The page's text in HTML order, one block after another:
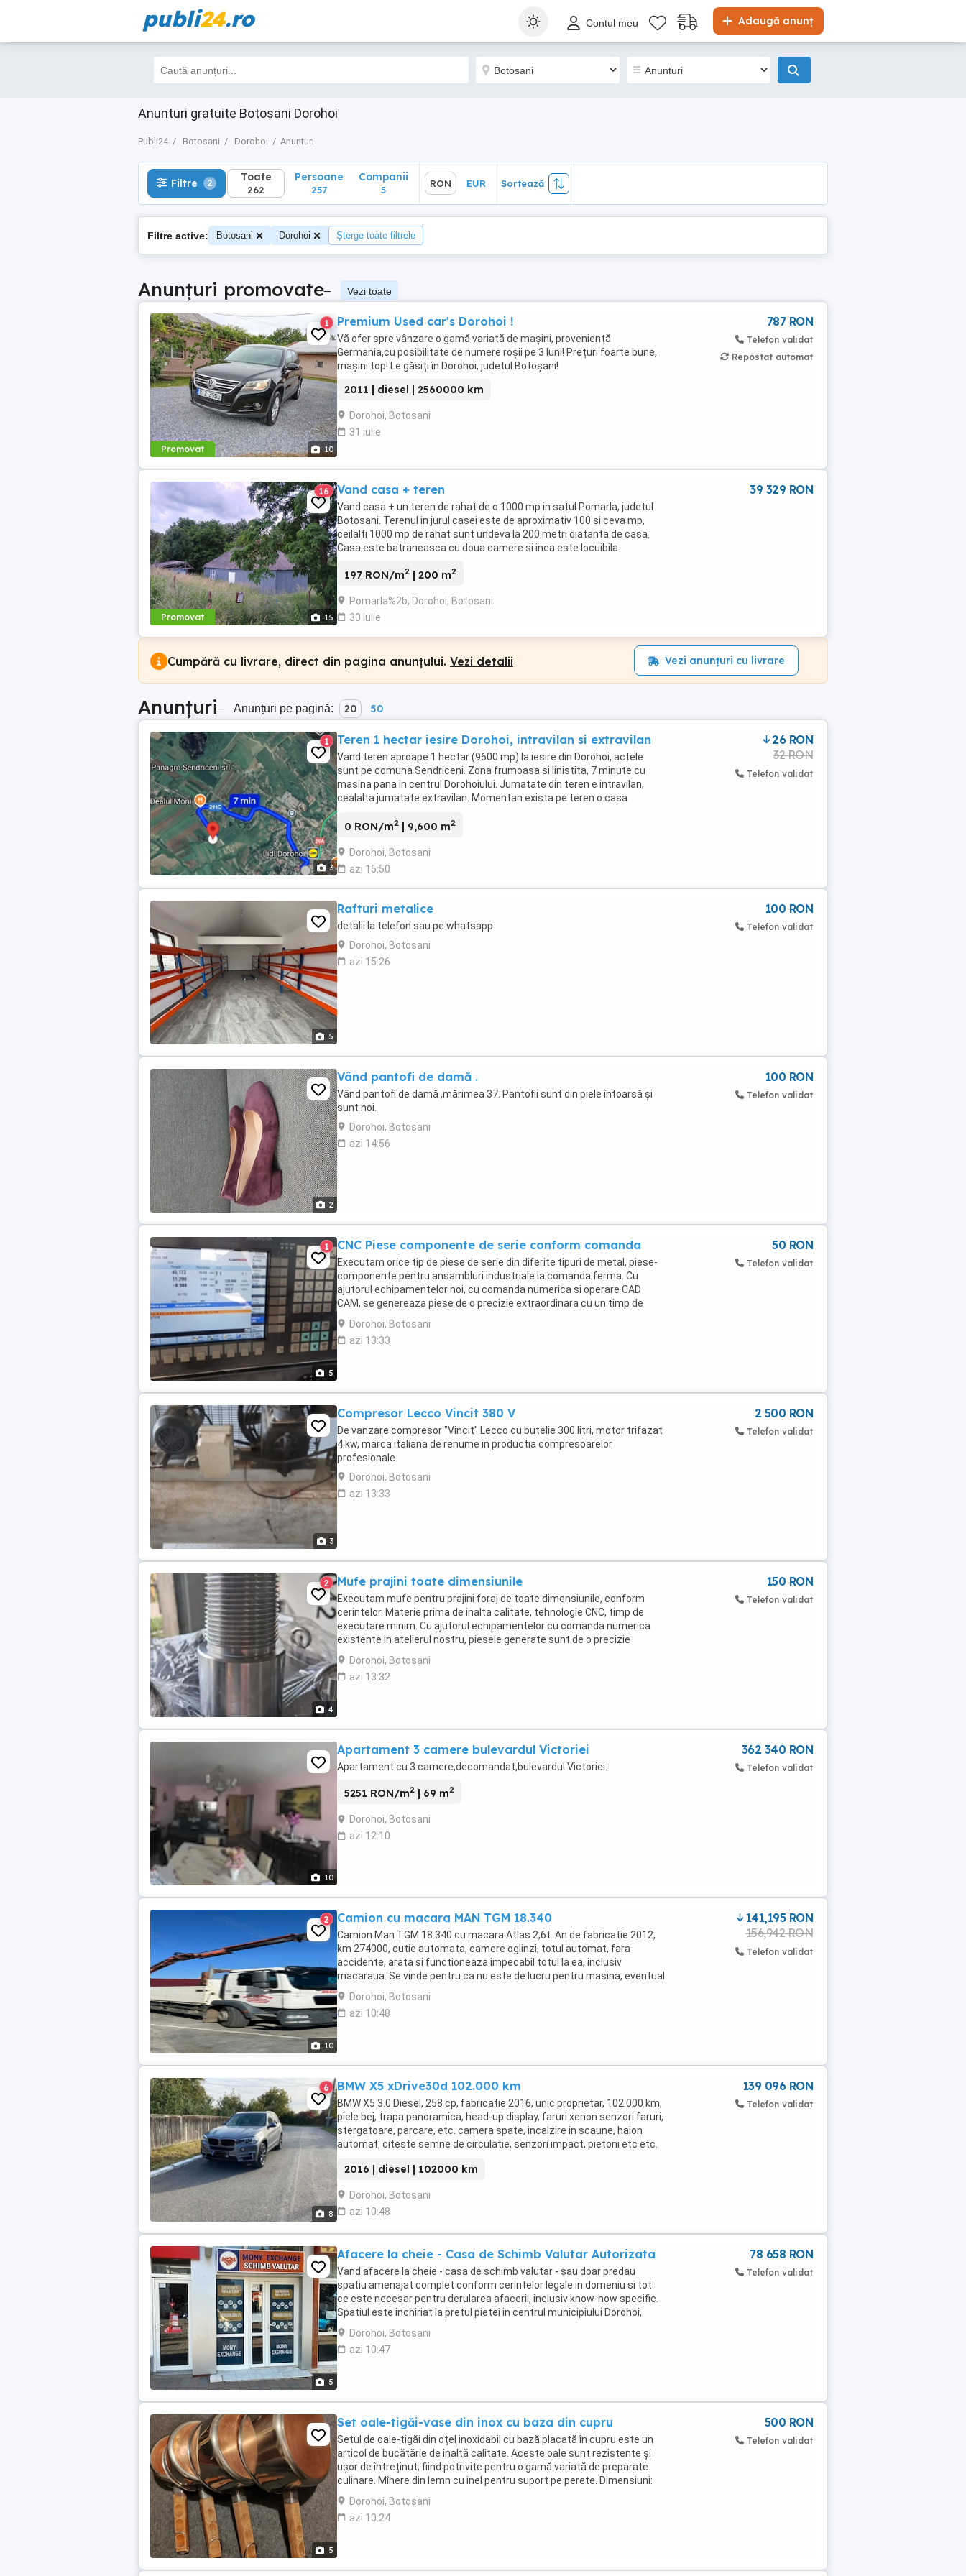
publi24.ro Adaugă anunț
Contul meu
Anunturi gratuite Botosani Dorohoi
Publi24 Botosani Dorohoi Anunturi
Filtre 2 Toate
262
Sortează
Filtre 2 Toate
262
Persoane
257
Companii
5
RON EUR Sortează
Filtre active: Botosani Dorohoi Șterge toate filtrele
Anunțuri promovate– Vezi toate
Promovat 10
1 Premium Used car's Dorohoi !
Vă ofer spre vânzare o gamă variată de mașini, proveniență
Germania,cu posibilitate de numere roșii pe 3 luni! Prețuri foarte bune,
mașini top! Le găsiți în Dorohoi, judetul Botoșani!
2011 | diesel | 2560000 km
Dorohoi, Botosani
31 iulie
787 RON
Telefon validat
Repostat automat
Promovat 15
16 Vand casa + teren
Vand casa + un teren de rahat de o 1000 mp in satul Pomarla, judetul
Botosani. Terenul in jurul casei este de aproximativ 100 si ceva mp,
ceilalti 1000 mp de rahat sunt undeva la 200 metri diatanta de casa.
Casa este batraneasca cu doua camere si inca este locuibila.
197 RON/m2 | 200 m2
Pomarla%2b, Dorohoi, Botosani
30 iulie
39 329 RON
Cumpără cu livrare, direct din pagina anunțului. Vezi detalii Vezi anunțuri cu livrare
Anunțuri– Anunțuri pe pagină: 20 50
3
1 Teren 1 hectar iesire Dorohoi, intravilan si extravilan
Vand teren aproape 1 hectar (9600 mp) la iesire din Dorohoi, actele
sunt pe comuna Sendriceni. Zona frumoasa si linistita, 7 minute cu
masina pana in centrul Dorohoiului. Jumatate din teren e intravilan,
cealalta jumatate extravilan. Momentan exista pe teren o casa
0 RON/m2 | 9,600 m2
Dorohoi, Botosani
azi 15:50
26 RON
32 RON
Telefon validat
5
Rafturi metalice
detalii la telefon sau pe whatsapp
Dorohoi, Botosani
azi 15:26
100 RON
Telefon validat
2
Vând pantofi de damă .
Vând pantofi de damă ,mărimea 37. Pantofii sunt din piele întoarsă și
sunt noi.
Dorohoi, Botosani
azi 14:56
100 RON
Telefon validat
5
1 CNC Piese componente de serie conform comanda
Executam orice tip de piese de serie din diferite tipuri de metal, piese-
componente pentru ansambluri industriale la comanda ferma. Cu
ajutorul echipamentelor noi, cu comanda numerica si operare CAD
CAM, se genereaza piese de o precizie extraordinara cu un timp de
executie extrem de scazut. Atelierul ...
Dorohoi, Botosani
azi 13:33
50 RON
Telefon validat
3
Compresor Lecco Vincit 380 V
De vanzare compresor "Vincit" Lecco cu butelie 300 litri, motor trifazat
4 kw, marca italiana de renume in productia compresoarelor
profesionale.
Dorohoi, Botosani
azi 13:33
2 500 RON
Telefon validat
4
2 Mufe prajini toate dimensiunile
Executam mufe pentru prajini foraj de toate dimensiunile, conform
cerintelor. Materie prima de inalta calitate, tehnologie CNC, timp de
executare minim. Cu ajutorul echipamentelor cu comanda numerica
existente in atelierul nostru, piesele generate sunt de o precizie
maxima. Documente fiscale si garantie ...
Dorohoi, Botosani
azi 13:32
150 RON
Telefon validat
10
Apartament 3 camere bulevardul Victoriei
Apartament cu 3 camere,decomandat,bulevardul Victoriei.
5251 RON/m2 | 69 m2
Dorohoi, Botosani
azi 12:10
362 340 RON
Telefon validat
10
2 Camion cu macara MAN TGM 18.340
Camion Man TGM 18.340 cu macara Atlas 2,6t. An de fabricatie 2012,
km 274000, cutie automata, camere oglinzi, totul automat, fara
accidente, arata si functioneaza impecabil totul la ea, inclusiv
macaraua. Se vinde pentru ca nu este de lucru pentru masina, eventual
schimb cu autobasculanta sau camioneta ...
Dorohoi, Botosani
azi 10:48
141,195 RON
156,942 RON
Telefon validat
8
6 BMW X5 xDrive30d 102.000 km
BMW X5 3.0 Diesel, 258 cp, fabricatie 2016, unic proprietar, 102.000 km,
piele bej, trapa panoramica, head-up display, faruri xenon senzori faruri,
stergatoare, parcare, etc. camera spate, incalzire in scaune, haion
automat, citeste semne de circulatie, senzori impact, pietoni etc etc.
2016 | diesel | 102000 km
Dorohoi, Botosani
azi 10:48
139 096 RON
Telefon validat
5
Afacere la cheie - Casa de Schimb Valutar Autorizata
Vand afacere la cheie - casa de schimb valutar - sau doar predau
spatiu amenajat complet conform cerintelor legale in domeniu si tot
ce este necesar pentru derularea afacerii, inclusiv know-how specific.
Spatiul este inchiriat la pretul pietei in centrul municipiului Dorohoi,
zona 0, cel mai bun vad ...
Dorohoi, Botosani
azi 10:47
78 658 RON
Telefon validat
5
Set oale-tigăi-vase din inox cu baza din cupru
Setul de oale-tigăi din oțel inoxidabil cu bază placată în cupru este un
articol de bucătărie de înaltă calitate. Aceste oale sunt rezistente și
ușor de întreținut, fiind potrivite pentru o gamă variată de preparate
culinare. Mînere din lemn cu inel pentru suport pe perete. Dimensiuni:
Diametrul interior ...
Dorohoi, Botosani
azi 10:24
500 RON
Telefon validat